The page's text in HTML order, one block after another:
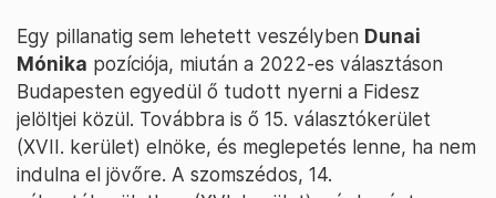
Egy pillanatig sem lehetett veszélyben Dunai
Mónika pozíciója, miután a 2022-es választáson
Budapesten egyedül ő tudott nyerni a Fidesz
jelöltjei közül. Továbbra is ő 15. választókerület
(XVII. kerület) elnöke, és meglepetés lenne, ha nem
indulna el jövőre. A szomszédos, 14.